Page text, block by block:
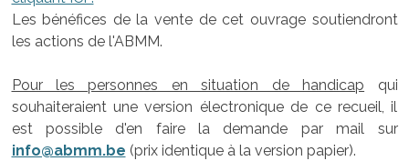
Les bénéfices de la vente de cet ouvrage soutiendront
les actions de l'ABMM.
Pour les personnes en situation de handicap qui
souhaiteraient une version électronique de ce recueil, il
est possible d'en faire la demande par mail sur
info@abmm.be (prix identique à la version papier).